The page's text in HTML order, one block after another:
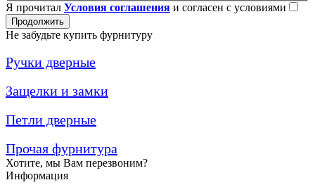
Я прочитал Условия соглашения и согласен с условиями
Продолжить
Не забудьте купить фурнитуру
Ручки дверные
Защелки и замки
Петли дверные
Прочая фурнитура
Хотите, мы Вам перезвоним?
Информация